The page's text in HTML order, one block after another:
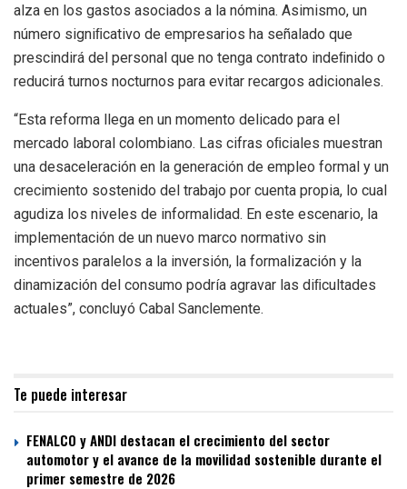
alza en los gastos asociados a la nómina. Asimismo, un
número signiﬁcativo de empresarios ha señalado que
prescindirá del personal que no tenga contrato indeﬁnido o
reducirá turnos nocturnos para evitar recargos adicionales.
“Esta reforma llega en un momento delicado para el
mercado laboral colombiano. Las cifras oﬁciales muestran
una desaceleración en la generación de empleo formal y un
crecimiento sostenido del trabajo por cuenta propia, lo cual
agudiza los niveles de informalidad. En este escenario, la
implementación de un nuevo marco normativo sin
incentivos paralelos a la inversión, la formalización y la
dinamización del consumo podría agravar las diﬁcultades
actuales”, concluyó Cabal Sanclemente.
Te puede interesar
FENALCO y ANDI destacan el crecimiento del sector
automotor y el avance de la movilidad sostenible durante el
primer semestre de 2026